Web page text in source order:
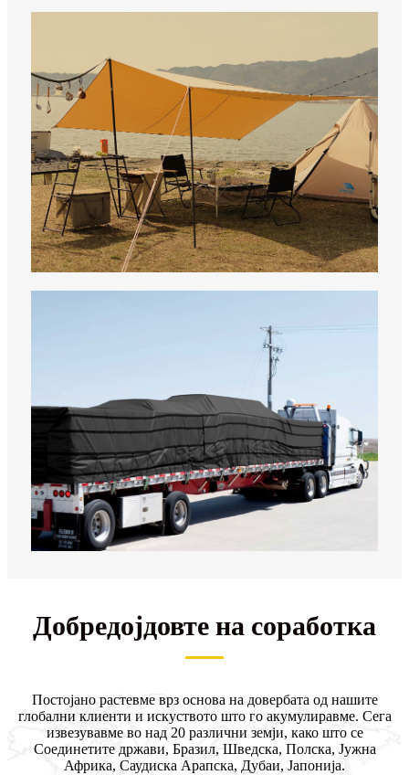
Добредојдовте на соработка
Постојано растевме врз основа на довербата од нашите
глобални клиенти и искуството што го акумулиравме. Сега
извезувавме во над 20 различни земји, како што се
Соединетите држави, Бразил, Шведска, Полска, Јужна
Африка, Саудиска Арапска, Дубаи, Јапонија.